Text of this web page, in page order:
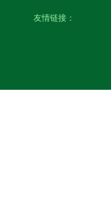
友情链接：